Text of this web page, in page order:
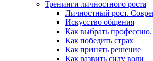
Тренинги личностного роста
Личностный рост.
Искусство общения
Как выбрать
Как победить страх
Как принять решение
Как развить силу воли